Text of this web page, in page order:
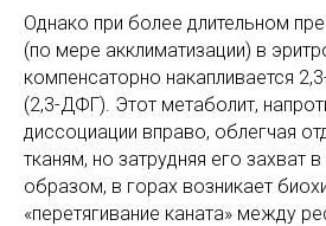
Однако при более длительном
(по мере акклиматизации) в
компенсаторно накапливается
(2,3-ДФГ). Этот метаболит,
диссоциации вправо, облегчая
тканям, но затрудняя его захват
образом, в горах возникает
«перетягивание каната» между